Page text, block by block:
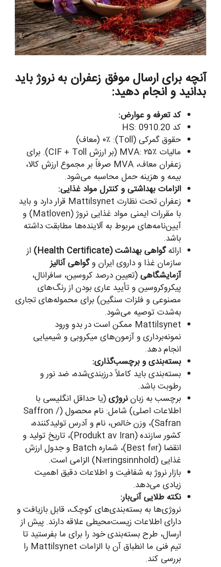
آنچه برای ارسال موفق زعفران به نروژ باید
بدانید و انجام دهید:
کد تعرفه و عوارض:
کد HS: 0910.20
حقوق گمرکی (Toll): ۰٪ (معاف)
مالیات MVA: ۲۵٪ (بر ارزش CIF + Toll). برای
زعفران معاف، MVA صرفاً بر مجموع ارزش کالا،
بیمه و هزینه حمل محاسبه می‌شود.
الزامات بهداشتی و کنترل مواد غذایی:
زعفران تحت نظارت Mattilsynet قرار دارد و باید
با مقررات ایمنی مواد غذایی نروژ (Matloven) و
آیین‌نامه‌های مربوط به آلاینده‌ها مطابقت داشته
باشد.
ارائهگواهی بهداشت (Health Certificate)
از
سازمان غذا و داروی ایران وگواهی آنالیز
آزمایشگاهی (تعیین درصد کروسین، سافرانال،
پیکروکروسین و تأیید عاری بودن از رنگ‌های
مصنوعی و فلزات سنگین) برای محموله‌های تجاری
به‌شدت توصیه می‌شود.
Mattilsynet ممکن است در بدو ورود
نمونه‌برداری و آزمون‌های میکروبی و شیمیایی
انجام دهد.
بسته‌بندی و برچسب‌گذاری:
بسته‌بندی باید کاملاً درزبندی‌شده، ضد نور و
رطوبت باشد.
برچسب به زباننروژی(یا حداقل انگلیسی با
اطلاعات اصلی) شامل: نام محصول (Saffron /
Safran)، وزن خالص، نام و آدرس تولیدکننده،
کشور سازنده (Produkt av Iran)، تاریخ تولید و
انقضا (Best før)، شماره Batch و جدول ارزش
غذایی (Næringsinnhold) الزامی است.
بازار نروژ به شفافیت و اطلاعات دقیق اهمیت
زیادی می‌دهد.
نکته طلایی آنی‌بار:
نروژی‌ها به بسته‌بندی‌های کوچک، قابل بازیافت و
دارای اطلاعات زیست‌محیطی علاقه دارند. پیش از
ارسال، طرح بسته‌بندی خود را برای ما بفرستید تا
تیم فنی ما انطباق آن با الزامات Mattilsynet را
بررسی کند.